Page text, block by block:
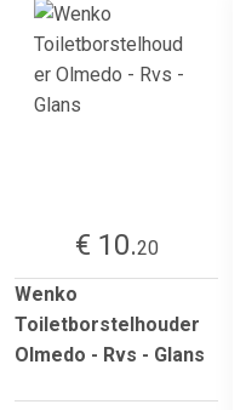
€ 10.20
Wenko
Toiletborstelhouder
Olmedo - Rvs - Glans